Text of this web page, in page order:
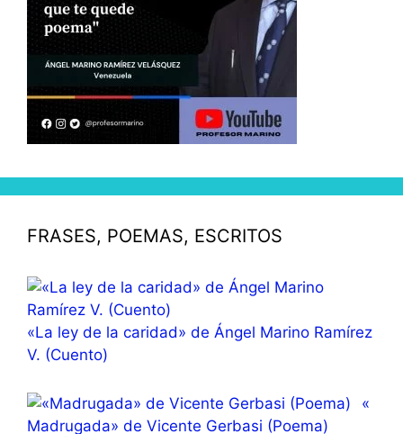
FRASES, POEMAS, ESCRITOS
«La ley de la caridad» de Ángel Marino Ramírez
V. (Cuento)
«
Madrugada» de Vicente Gerbasi (Poema)